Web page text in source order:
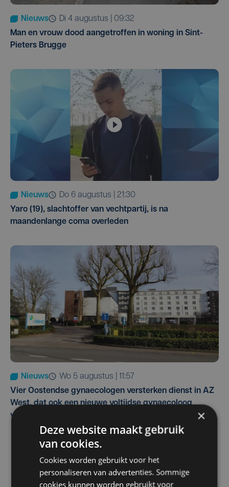
Nieuws
di 4 augustus | 09:32
Man en vrouw dood aangetroffen in woning in Sint-
Pieters Brugge
Nieuws
do 6 augustus | 21:30
Yaro (19), slachtoffer van vechtpartij, is na
maandenlange coma overleden
Nieuws
wo 5 augustus | 11:57
Vier Oostendse gynaecologen versterken dienst in AZ
West, dat ook een nieuwe voltijdse gynaecoloog
verwelkomt
×
Deze website maakt gebruik
van cookies.
Cookies worden gebruikt voor het
personaliseren van advertenties. Sommige
cookies kunnen worden gebruikt voor